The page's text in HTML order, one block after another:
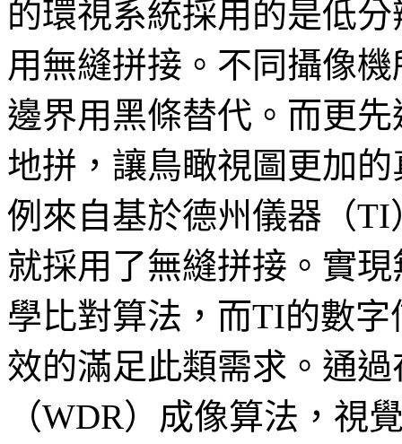
的環視系統採用的是低
用無縫拼接。不同攝像
邊界用黑條替代。而更
地拼，讓鳥瞰視圖更加
例來自基於德州儀器（
就採用了無縫拼接。實
學比對算法，而TI的數
效的滿足此類需求。通
（WDR）成像算法，視